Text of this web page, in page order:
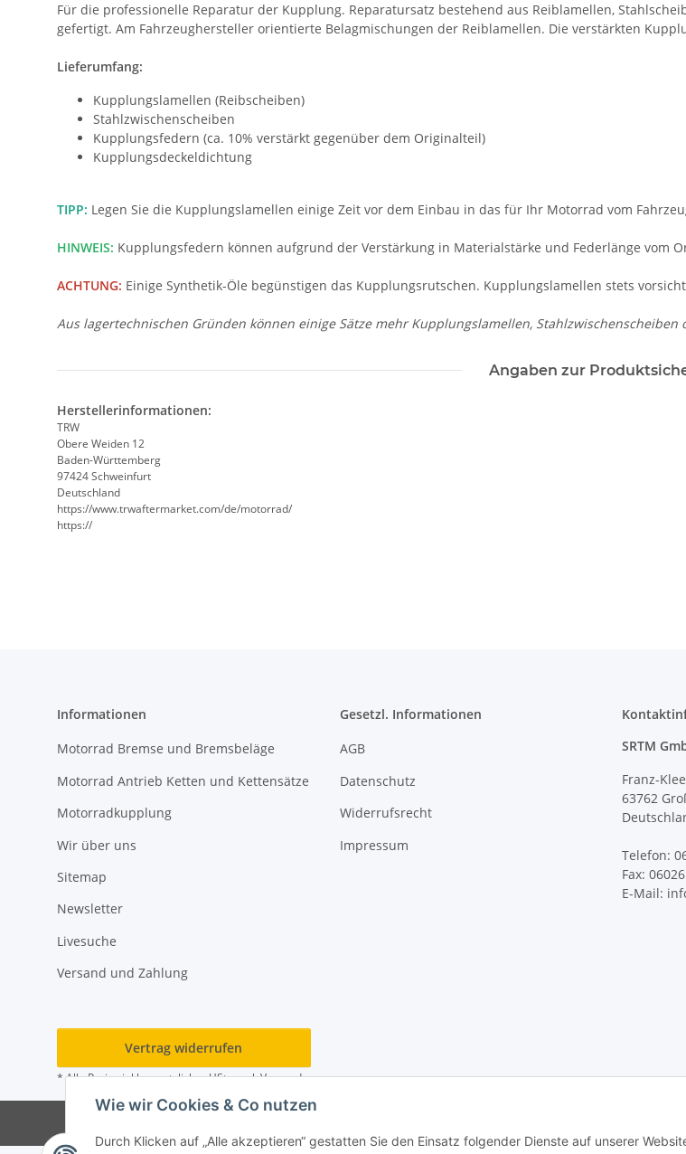
Wie wir Cookies & Co nutzen
Durch Klicken auf „Alle akzeptieren“ gestatten Sie den Einsatz folgender Dienste auf unserer
Für die professionelle Reparatur der Kupplung. Reparatursatz bestehend aus Reiblamellen,
gefertigt. Am Fahrzeughersteller orientierte Belagmischungen der Reiblamellen. Die verstärkten
Lieferumfang:
Kupplungslamellen (Reibscheiben)
Stahlzwischenscheiben
Kupplungsfedern (ca. 10% verstärkt gegenüber dem Originalteil)
Kupplungsdeckeldichtung
TIPP: Legen Sie die Kupplungslamellen einige Zeit vor dem Einbau in das für Ihr Motorrad vom
HINWEIS: Kupplungsfedern können aufgrund der Verstärkung in Materialstärke und Federlänge vom
ACHTUNG: Einige Synthetik-Öle begünstigen das Kupplungsrutschen. Kupplungslamellen stets
Aus lagertechnischen Gründen können einige Sätze mehr Kupplungslamellen,
Angaben zur
Herstellerinformationen:
TRW
Obere Weiden 12
Baden-Württemberg
97424 Schweinfurt
Deutschland
https://www.trwaftermarket.com/de/motorrad/
https://
Informationen
Motorrad Bremse und Bremsbeläge
Motorrad Antrieb Ketten und Kettensätze
Motorradkupplung
Wir über uns
Sitemap
Newsletter
Livesuche
Versand und Zahlung
Gesetzl. Informationen
AGB
Datenschutz
Widerrufsrecht
Impressum
SRTM
Franz-
63762
Telefon:
Fax:
E-Mail:
Vertrag widerrufen
* Alle Preise inkl. gesetzlicher USt., zzgl.Versand